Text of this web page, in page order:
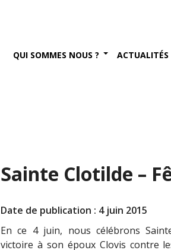
QUI SOMMES NOUS ? ACTUALITÉS
Sainte Clotilde –
Date de publication : 4 juin 2015
En ce 4 juin, nous célébrons
victoire à son époux Clovis contre